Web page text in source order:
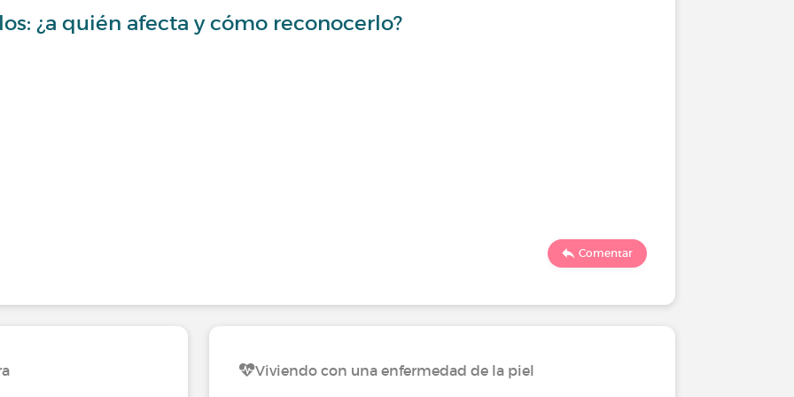
¿a quién afecta y cómo reconocerlo?
Comentar
Viviendo con una enfermedad de la piel